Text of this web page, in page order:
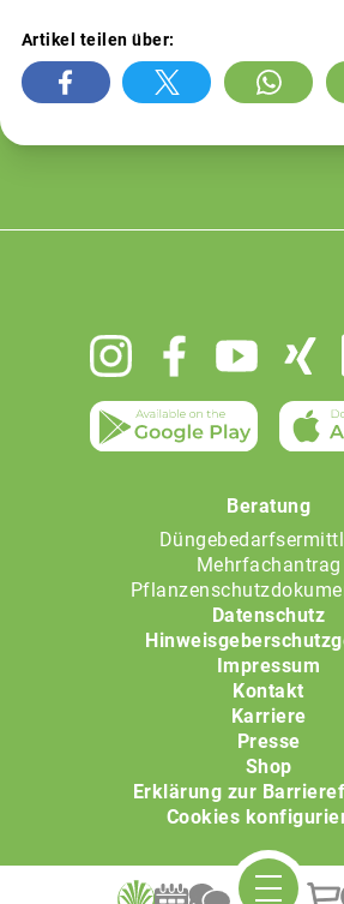
Artikel teilen über:
Beratung
Mehrfachantrag
Datenschutz
Impressum
Kontakt
Karriere
Presse
Shop
Erklärung zur
Cookies